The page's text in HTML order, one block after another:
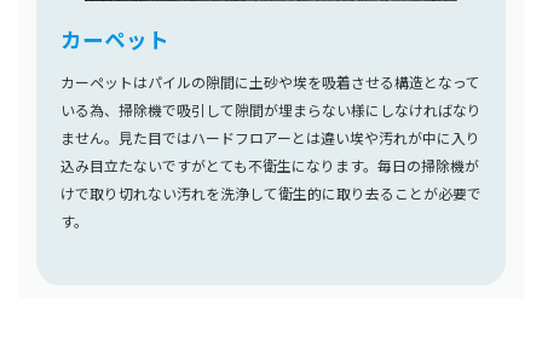
カーペット
カーペットはパイルの隙間に土砂や埃を吸着させる構造となって
いる為、掃除機で吸引して隙間が埋まらない様にしなければなり
ません。見た目ではハードフロアーとは違い埃や汚れが中に入り
込み目立たないですがとても不衛生になります。毎日の掃除機が
けで取り切れない汚れを洗浄して衛生的に取り去ることが必要で
す。